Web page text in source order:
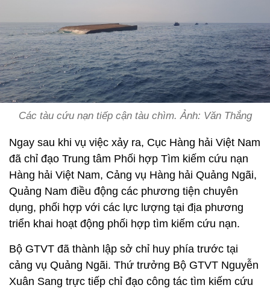
Các tàu cứu nạn tiếp cận tàu chìm. Ảnh: Văn Thắng
Ngay sau khi vụ việc xảy ra, Cục Hàng hải Việt Nam
đã chỉ đạo Trung tâm Phối hợp Tìm kiếm cứu nạn
Hàng hải Việt Nam, Cảng vụ Hàng hải Quảng Ngãi,
Quảng Nam điều động các phương tiện chuyên
dụng, phối hợp với các lực lượng tại địa phương
triển khai hoạt động phối hợp tìm kiếm cứu nạn.
Bộ GTVT đã thành lập sở chỉ huy phía trước tại
cảng vụ Quảng Ngãi. Thứ trưởng Bộ GTVT Nguyễn
Xuân Sang trực tiếp chỉ đạo công tác tìm kiếm cứu